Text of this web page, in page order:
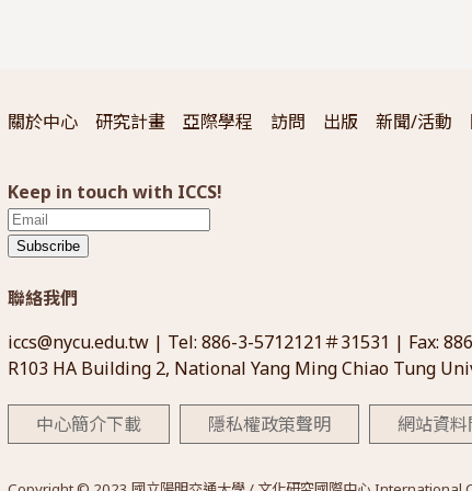
關於中心 研究計畫 亞際學程 訪問 出版 新聞/活動
Keep in touch with ICCS!
Subscribe
聯絡我們
iccs@nycu.edu.tw | Tel: 886-3-5712121＃31531 | Fax:
R103 HA Building 2, National Yang Ming Chiao Tung
中心簡介下載 隱私權政策聲明 網站資